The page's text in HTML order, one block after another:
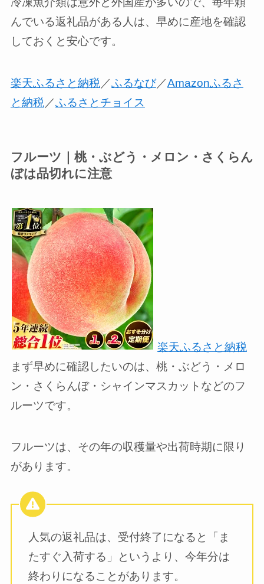
んでいる返礼品がある人は、早めに産地を確認
しておくと安心です。
楽天ふるさと納税／ふるなび／Amazonふるさ
と納税／ふるさとチョイス
フルーツ｜桃・ぶどう・メロン・さくらん
ぼは品切れに注意
楽天ふるさと納税
まず早めに確認したいのは、桃・ぶどう・メロ
ン・さくらんぼ・シャインマスカットなどのフ
ルーツです。
フルーツは、その年の収穫量や出荷時期に限り
があります。
人気の返礼品は、受付終了になると「ま
たすぐ入荷する」というより、今年分は
終わりになることがあります。